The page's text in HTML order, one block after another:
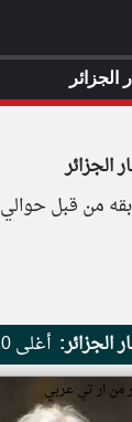
الجزائر
من قبل حوالي ٨ أيام
الجزائر: أغلى 10 لاعبين أفارقة عبر التاريخ.. نجم ريال مدريد الجديد ينتزع الصدارة وتواجد عربي لافت
من ار تي عربي
الجزائر